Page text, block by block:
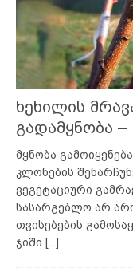
ხეხილის
გადამყნობა
მყნობა
კლონების
ვეგეტაციური
სასარგებლო არ
თვისებების
ჯიში [...]